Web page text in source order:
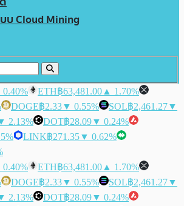
บ Cloud Mining
ETH฿63,481.00 ▲ 1.70%
DOGE฿2.33▼ 0.55% SOL฿2,461.27▼
2.13% DOT฿28.09▼ 0.24%
LINK฿271.35▼ 0.62%
ETH฿63,481.00 ▲ 1.70%
DOGE฿2.33▼ 0.55% SOL฿2,461.27▼
2.13% DOT฿28.09▼ 0.24%